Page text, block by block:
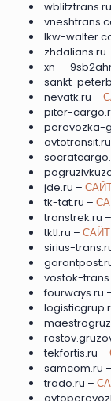
lkw-
zhdalians.ru
xn—-
sankt-
nevatk.ru –
piter-
perevozka-
jde.ru –
tk-tat.ru –
transtrek.ru –
tktl.ru –
sirius-
vostok-
fourways.ru
tekfortis.ru –
samcom.ru –
trado.ru –